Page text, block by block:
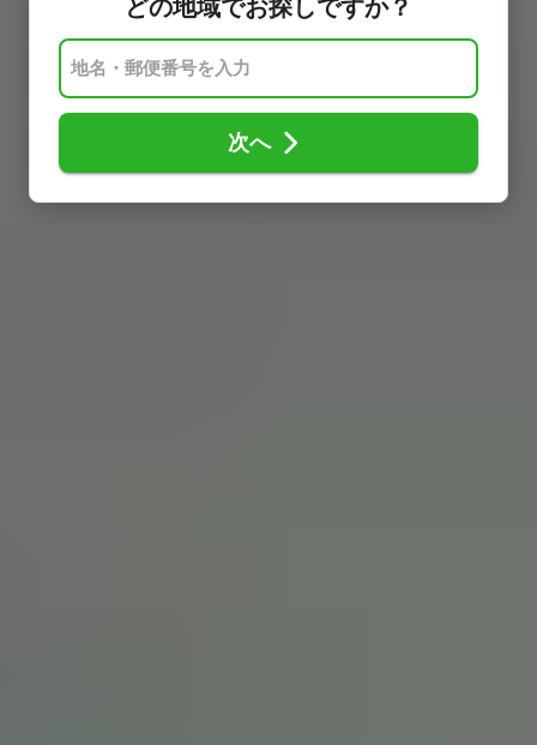
どの地域でお探しですか？
次へ